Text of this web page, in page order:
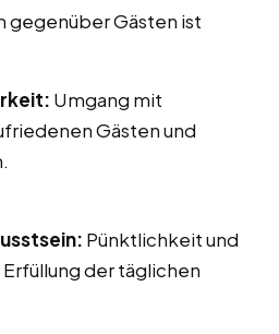
gegenüber Gästen ist
Umgang mit
Gästen und
Pünktlichkeit und
der täglichen